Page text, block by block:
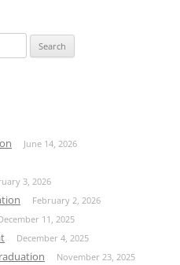
June 14, 2026
3, 2026
February 2, 2026
11, 2025
December 4, 2025
November 23, 2025